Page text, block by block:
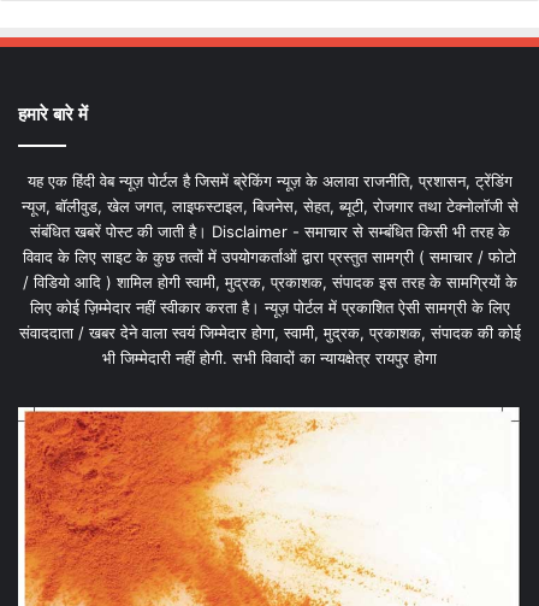
हमारे बारे में
यह एक हिंदी वेब न्यूज़ पोर्टल है जिसमें ब्रेकिंग न्यूज़ के अलावा राजनीति, प्रशासन, ट्रेंडिंग
न्यूज, बॉलीवुड, खेल जगत, लाइफस्टाइल, बिजनेस, सेहत, ब्यूटी, रोजगार तथा टेक्नोलॉजी से
संबंधित खबरें पोस्ट की जाती है। Disclaimer - समाचार से सम्बंधित किसी भी तरह के
विवाद के लिए साइट के कुछ तत्वों में उपयोगकर्ताओं द्वारा प्रस्तुत सामग्री ( समाचार / फोटो
/ विडियो आदि ) शामिल होगी स्वामी, मुद्रक, प्रकाशक, संपादक इस तरह के सामग्रियों के
लिए कोई ज़िम्मेदार नहीं स्वीकार करता है। न्यूज़ पोर्टल में प्रकाशित ऐसी सामग्री के लिए
संवाददाता / खबर देने वाला स्वयं जिम्मेदार होगा, स्वामी, मुद्रक, प्रकाशक, संपादक की कोई
भी जिम्मेदारी नहीं होगी. सभी विवादों का न्यायक्षेत्र रायपुर होगा